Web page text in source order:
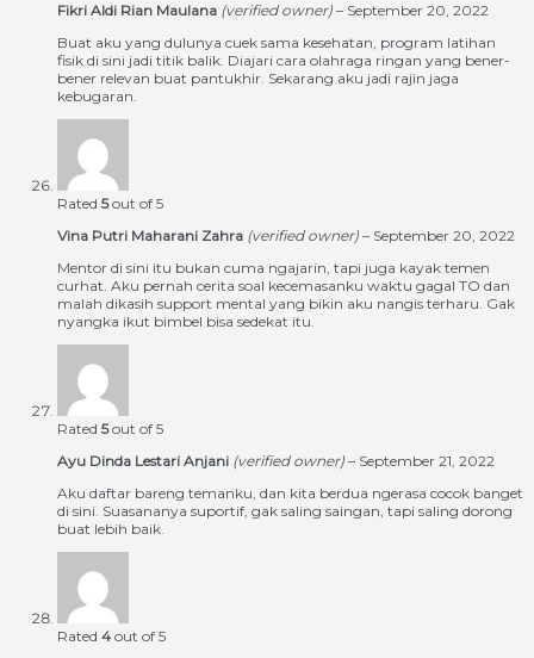
Fikri Aldi Rian Maulana (verified owner) – September 20, 2022
Buat aku yang dulunya cuek sama kesehatan, program latihan
fisik di sini jadi titik balik. Diajari cara olahraga ringan yang bener-
bener relevan buat pantukhir. Sekarang aku jadi rajin jaga
kebugaran.
Rated 5out of 5
Vina Putri Maharani Zahra (verified owner) – September 20, 2022
Mentor di sini itu bukan cuma ngajarin, tapi juga kayak temen
curhat. Aku pernah cerita soal kecemasanku waktu gagal TO dan
malah dikasih support mental yang bikin aku nangis terharu. Gak
nyangka ikut bimbel bisa sedekat itu.
Rated 5out of 5
Ayu Dinda Lestari Anjani (verified owner) – September 21, 2022
Aku daftar bareng temanku, dan kita berdua ngerasa cocok banget
di sini. Suasananya suportif, gak saling saingan, tapi saling dorong
buat lebih baik.
Rated 4 out of 5